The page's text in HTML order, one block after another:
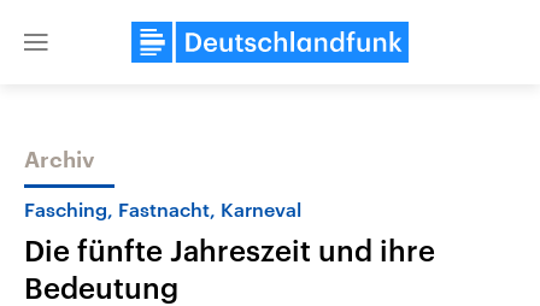
Close
Themen
Archiv
Fasching, Fastnacht, Karneval
Die fünfte Jahreszeit und ihre
Bedeutung